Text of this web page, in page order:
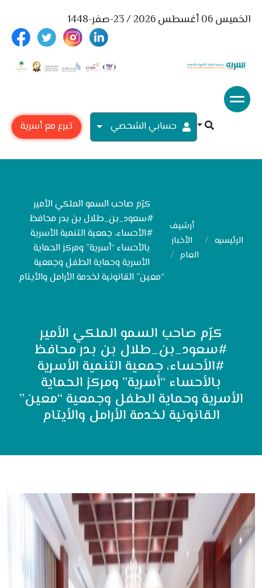
الخميس 06 أغسطس 2026 / 23-صفر-1448
حسابي الشحصي تبرع مع أسرية
الرئيسيه
أرشيف
الأخبار
العام
كرّم صاحب السمو الملكي الأمير
#سعود_بن_طلال بن بدر محافظ
#الأحساء، جمعية التنمية الأسرية
بالأحساء “أسرية” ومركز الحماية
الأسرية وحماية الطفل وجمعية
“معين” القانونية لخدمة الأرامل والأيتام
كرّم صاحب السمو الملكي الأمير
#سعود_بن_طلال بن بدر محافظ
#الأحساء، جمعية التنمية الأسرية
بالأحساء “أسرية” ومركز الحماية
الأسرية وحماية الطفل وجمعية “معين”
القانونية لخدمة الأرامل والأيتام